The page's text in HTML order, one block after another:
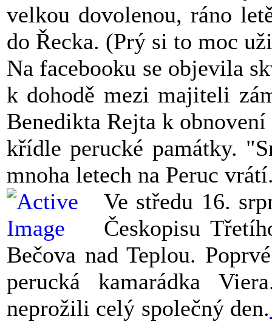
velkou dovolenou, ráno
do Řecka. (Prý si to moc
Na facebooku se objevila
k dohodě mezi majiteli
Benedikta Rejta k
křídle perucké památky.
mnoha letech na Peruc
Ve středu 16.
Českopisu
Bečova nad Teplou.
perucká kamarádka
neprožili celý společný den.